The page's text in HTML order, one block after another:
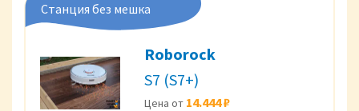
Станция без мешка
Roborock
S7 (S7+)
Цена от 14.444 ₽